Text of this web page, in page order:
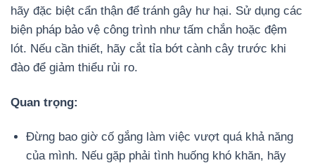
hãy đặc biệt cẩn thận để tránh gây hư hại. Sử dụng các
biện pháp bảo vệ công trình như tấm chắn hoặc đệm
lót. Nếu cần thiết, hãy cắt tỉa bớt cành cây trước khi
đào để giảm thiểu rủi ro.
Quan trọng:
Đừng bao giờ cố gắng làm việc vượt quá khả năng
của mình. Nếu gặp phải tình huống khó khăn, hãy